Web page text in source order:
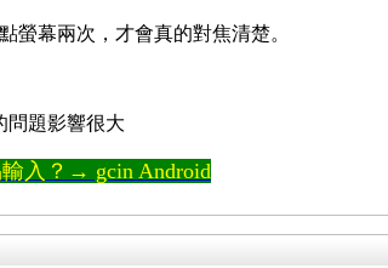
螢幕兩次，才會真的對焦清楚。
問題影響很大
入？→ gcin Android